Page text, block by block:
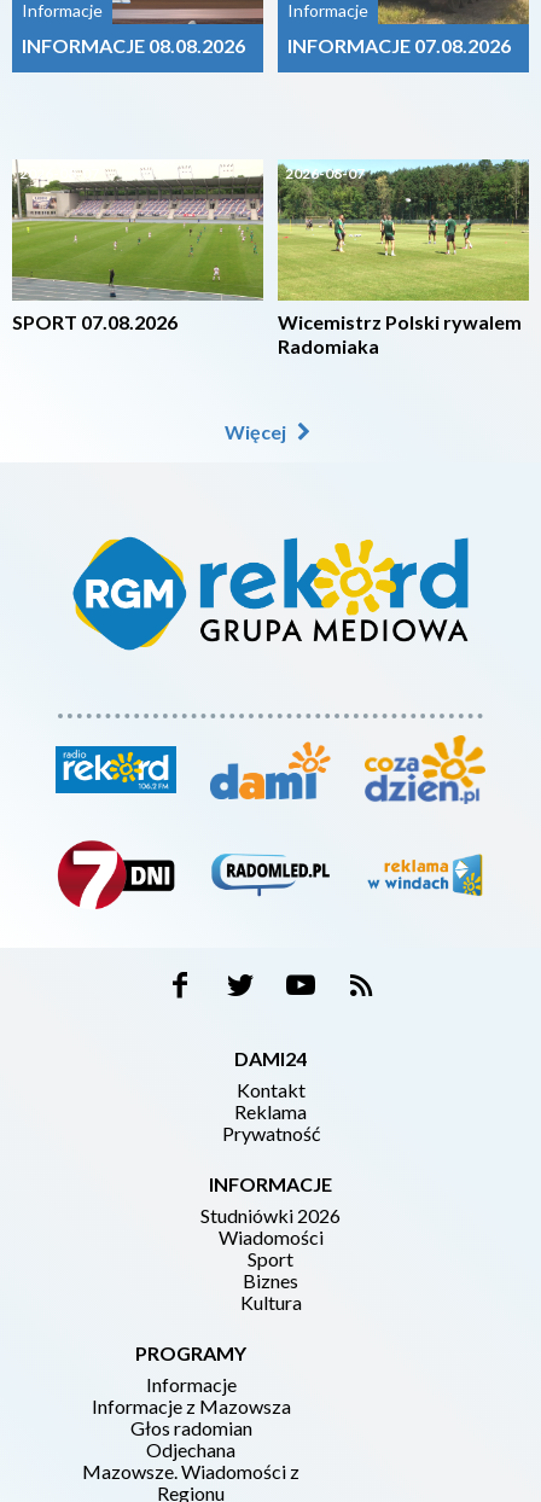
Informacje
INFORMACJE 08.08.2026
2026-08-07
SPORT 07.08.2026
Informacje
INFORMACJE 07.08.2026
2026-08-07
Wicemistrz Polski rywalem
Radomiaka
Więcej
DAMI24
Kontakt
Reklama
Prywatność
INFORMACJE
Studniówki 2026
Wiadomości
Sport
Biznes
Kultura
PROGRAMY
Informacje
Informacje z Mazowsza
Głos radomian
Odjechana
Mazowsze. Wiadomości z
Regionu